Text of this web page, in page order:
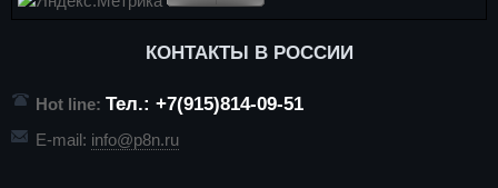
КОНТАКТЫ В РОССИИ
Hot line: Тел.: +7(915)814-09-51
E-mail: info@p8n.ru